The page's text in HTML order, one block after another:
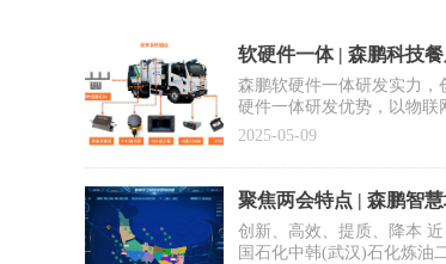
软硬件一体 | 森鹏科技
森鹏软硬件一体研发实力
硬件一体研发优势，以物
出“EVOS智慧环卫2.0管理
2025-05-09
聚焦两会特点 | 森鹏智
创新、高效、提质、降本
国石化中韩(武汉)石化炼油